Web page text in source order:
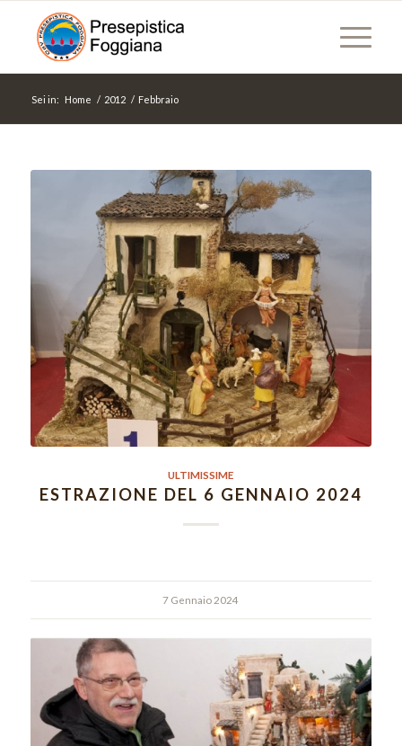
Sei in: Home / 2012 / Febbraio
ULTIMISSIME
ESTRAZIONE DEL 6 GENNAIO 2024
7 Gennaio 2024